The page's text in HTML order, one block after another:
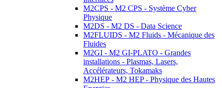
M2CPS - M2 CPS - Système Cyber
Physique
M2DS - M2 DS - Data Science
M2FLUIDS - M2 Fluids - Mécanique des
Fluides
M2GI - M2 GI-PLATO - Grandes
installations - Plasmas, Lasers,
Accélérateurs, Tokamaks
M2HEP - M2 HEP - Physique des Hautes